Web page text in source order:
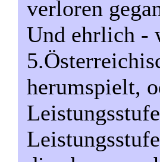
verloren
Und ehrlich -
herumspielt,